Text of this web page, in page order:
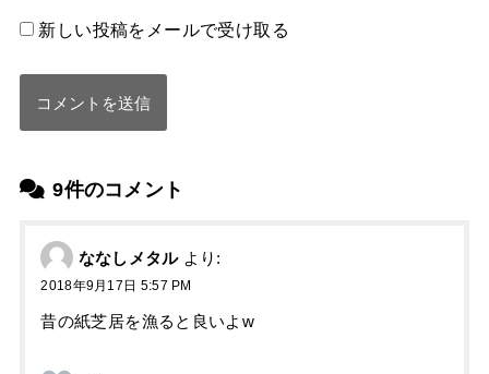
9件のコメント
ななしメタル より:
2018年9月17日 5:57 PM
昔の紙芝居を漁ると良いよw
新しい投稿をメールで受け取る